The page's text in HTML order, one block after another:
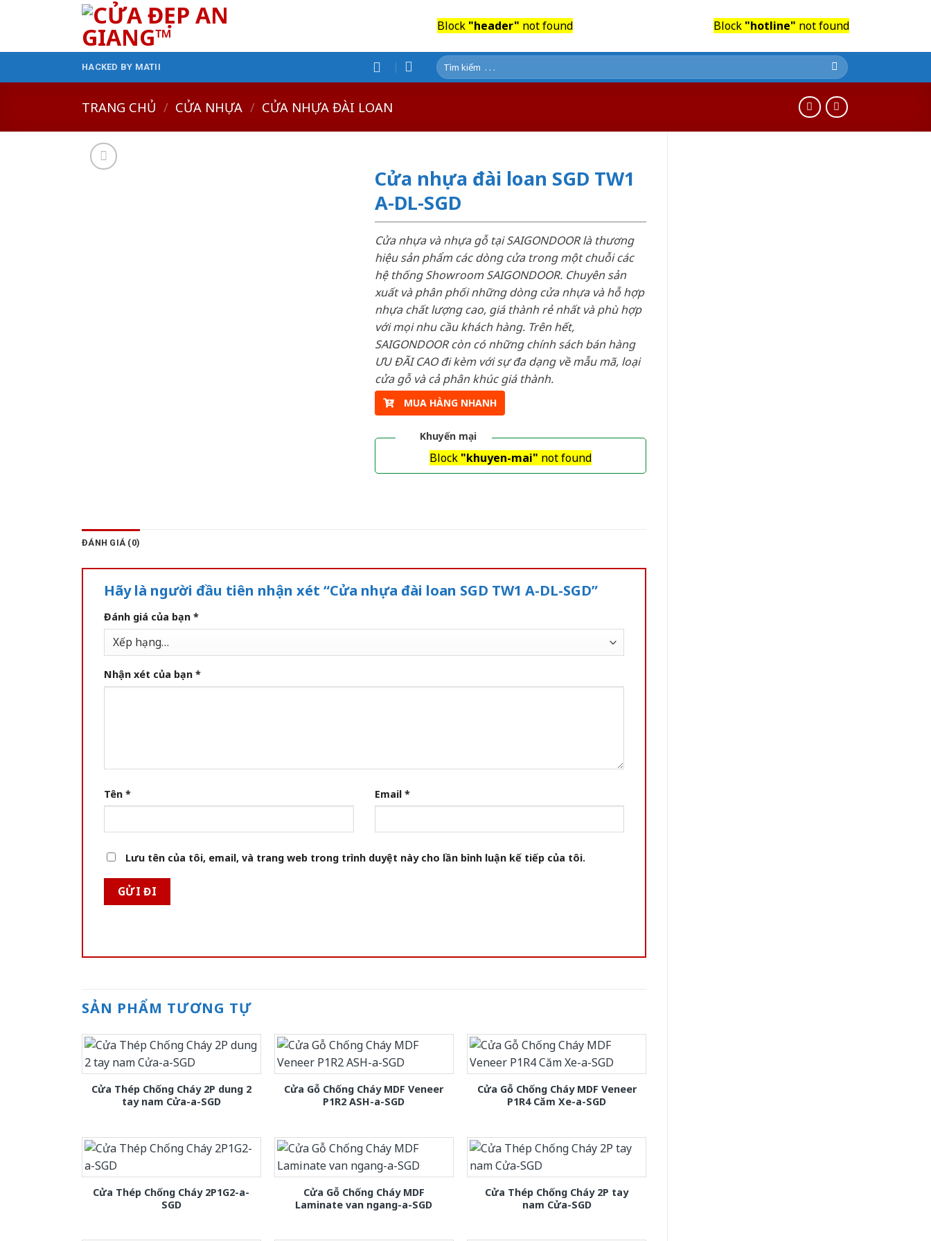
Block "header" not found Block "hotline" not found
HACKED BY MATII
Tìm
kiếm:
TRANG CHỦ / CỬA NHỰA / CỬA NHỰA ĐÀI LOAN
Cửa nhựa đài loan SGD TW1
A-DL-SGD
Cửa nhựa và nhựa gỗ tại SAIGONDOOR là thương
hiệu sản phẩm các dòng cửa trong một chuỗi các
hệ thống Showroom SAIGONDOOR. Chuyên sản
xuất và phân phối những dòng cửa nhựa và hỗ hợp
nhựa chất lượng cao, giá thành rẻ nhất và phù hợp
với mọi nhu cầu khách hàng. Trên hết,
SAIGONDOOR còn có những chính sách bán hàng
ƯU ĐÃI CAO đi kèm với sự đa dạng về mẫu mã, loại
cửa gỗ và cả phân khúc giá thành.
MUA HÀNG NHANH
Khuyến mại
Block "khuyen-mai" not found
ĐÁNH GIÁ (0)
Hãy là người đầu tiên nhận xét “Cửa nhựa đài loan SGD TW1 A-DL-SGD”
Đánh giá của bạn *
Nhận xét của bạn *
Tên * Email *
Lưu tên của tôi, email, và trang web trong trình duyệt này cho lần bình luận kế tiếp của tôi.
SẢN PHẨM TƯƠNG TỰ
Cửa Thép Chống Cháy 2P dung 2
tay nam Cửa-a-SGD
Cửa Gỗ Chống Cháy MDF Veneer
P1R2 ASH-a-SGD
Cửa Gỗ Chống Cháy MDF Veneer
P1R4 Căm Xe-a-SGD
Cửa Thép Chống Cháy 2P1G2-a-
SGD
Cửa Gỗ Chống Cháy MDF
Laminate van ngang-a-SGD
Cửa Thép Chống Cháy 2P tay
nam Cửa-SGD